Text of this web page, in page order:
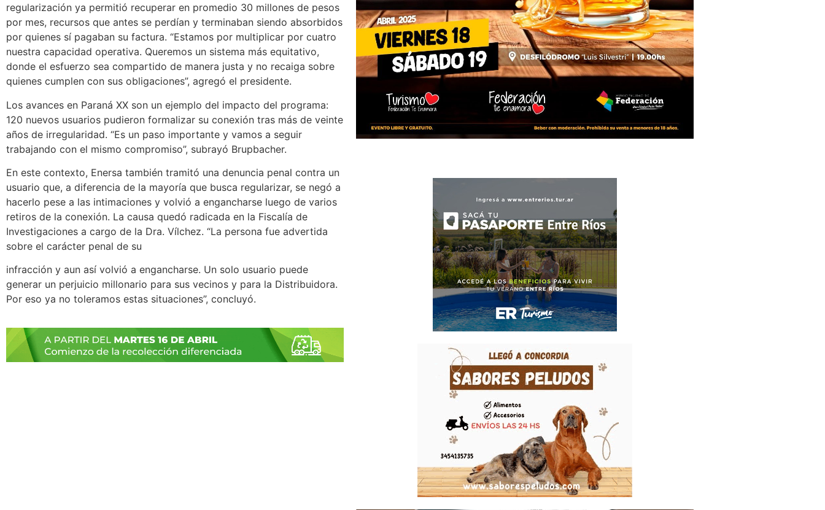
regularización ya permitió recuperar en promedio 30 millones de pesos
por mes, recursos que antes se perdían y terminaban siendo absorbidos
por quienes sí pagaban su factura. “Estamos por multiplicar por cuatro
nuestra capacidad operativa. Queremos un sistema más equitativo,
donde el esfuerzo sea compartido de manera justa y no recaiga sobre
quienes cumplen con sus obligaciones”, agregó el presidente.
Los avances en Paraná XX son un ejemplo del impacto del programa:
120 nuevos usuarios pudieron formalizar su conexión tras más de veinte
años de irregularidad. “Es un paso importante y vamos a seguir
trabajando con el mismo compromiso”, subrayó Brupbacher.
En este contexto, Enersa también tramitó una denuncia penal contra un
usuario que, a diferencia de la mayoría que busca regularizar, se negó a
hacerlo pese a las intimaciones y volvió a engancharse luego de varios
retiros de la conexión. La causa quedó radicada en la Fiscalía de
Investigaciones a cargo de la Dra. Vílchez. “La persona fue advertida
sobre el carácter penal de su
infracción y aun así volvió a engancharse. Un solo usuario puede
generar un perjuicio millonario para sus vecinos y para la Distribuidora.
Por eso ya no toleramos estas situaciones”, concluyó.